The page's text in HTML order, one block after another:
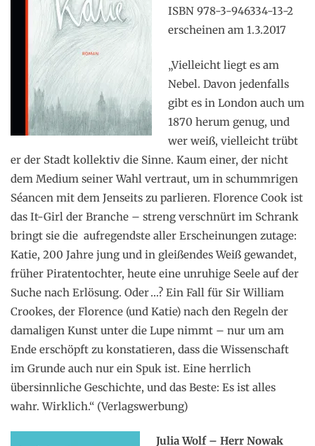
ISBN 978-3-946334-13-2
erscheinen am 1.3.2017
„Vielleicht liegt es am
Nebel. Davon jedenfalls
gibt es in London auch um
1870 herum genug, und
wer weiß, vielleicht trübt
er der Stadt ­kollektiv die Sinne. Kaum einer, der nicht
dem Medium seiner Wahl vertraut, um in schummrigen
­Séancen mit dem Jenseits zu ­parlieren. Florence Cook ist
das It-Girl der Branche – streng verschnürt im Schrank
bringt sie die ­ aufregendste aller Erscheinungen zutage:
­Katie, 200 Jahre jung und in gleißendes Weiß gewandet,
früher Piratentochter, heute eine unruhige Seele auf der
Suche nach Erlösung. Oder …? Ein Fall für Sir William
Crookes, der Florence (und Katie) nach den Regeln der
damaligen Kunst unter die Lupe nimmt – nur um am
Ende erschöpft zu konstatieren, dass die Wissenschaft
im Grunde auch nur ein Spuk ist. Eine herrlich
übersinnliche Geschichte, und das Beste: Es ist alles
wahr. Wirklich.“ (Verlagswerbung)
Julia Wolf – Herr Nowak